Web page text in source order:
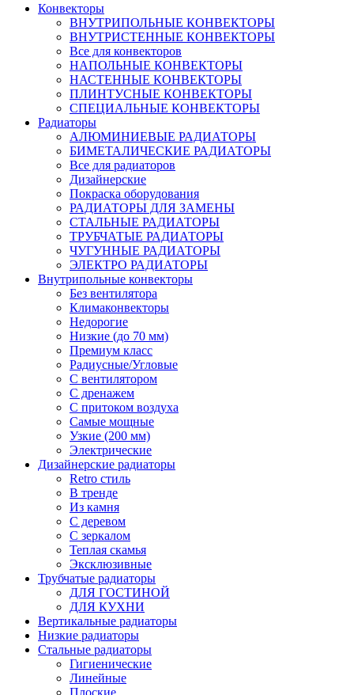
Конвекторы
ВНУТРИПОЛЬНЫЕ КОНВЕКТОРЫ
ВНУТРИСТЕННЫЕ КОНВЕКТОРЫ
Все для конвекторов
НАПОЛЬНЫЕ КОНВЕКТОРЫ
НАСТЕННЫЕ КОНВЕКТОРЫ
ПЛИНТУСНЫЕ КОНВЕКТОРЫ
СПЕЦИАЛЬНЫЕ КОНВЕКТОРЫ
Радиаторы
АЛЮМИНИЕВЫЕ РАДИАТОРЫ
БИМЕТАЛИЧЕСКИЕ РАДИАТОРЫ
Все для радиаторов
Дизайнерские
Покраска оборудования
РАДИАТОРЫ ДЛЯ ЗАМЕНЫ
СТАЛЬНЫЕ РАДИАТОРЫ
ТРУБЧАТЫЕ РАДИАТОРЫ
ЧУГУННЫЕ РАДИАТОРЫ
ЭЛЕКТРО РАДИАТОРЫ
Внутрипольные конвекторы
Без вентилятора
Климаконвекторы
Недорогие
Низкие (до 70 мм)
Премиум класс
Радиусные/Угловые
С вентилятором
С дренажем
С притоком воздуха
Самые мощные
Узкие (200 мм)
Электрические
Дизайнерские радиаторы
Retro стиль
В тренде
Из камня
С деревом
С зеркалом
Теплая скамья
Эксклюзивные
Трубчатые радиаторы
ДЛЯ ГОСТИНОЙ
ДЛЯ КУХНИ
Вертикальные радиаторы
Низкие радиаторы
Стальные радиаторы
Гигиенические
Линейные
Плоские